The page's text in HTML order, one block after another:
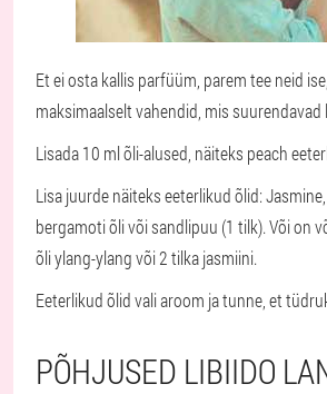
Et ei osta kallis parfüüm, parem tee neid
maksimaalselt vahendid, mis suurendavad
Lisada 10 ml õli-alused, näiteks peach
Lisa juurde näiteks eeterlikud õlid:
bergamoti õli või sandlipuu (1 tilk). Või on
õli ylang-ylang või 2 tilka jasmiini.
Eeterlikud õlid vali aroom ja tunne, et
PÕHJUSED LIBIIDO